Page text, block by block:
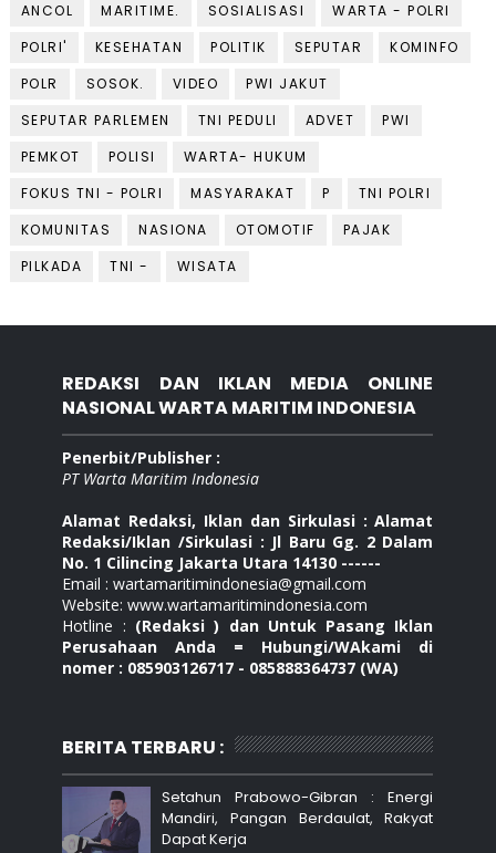
ANCOL
MARITIME. SOSIALISASI
WARTA - POLRI
POLRI'
KESEHATAN POLITIK SEPUTAR
KOMINFO
POLR
SOSOK. VIDEO
PWI JAKUT
SEPUTAR PARLEMEN
TNI PEDULI ADVET
PWI
PEMKOT
POLISI
WARTA- HUKUM
FOKUS TNI - POLRI
MASYARAKAT P
TNI POLRI
KOMUNITAS
NASIONA OTOMOTIF
PAJAK
PILKADA
TNI - WISATA
REDAKSI DAN IKLAN MEDIA ONLINE
NASIONAL WARTA MARITIM INDONESIA
Penerbit/Publisher :
PT Warta Maritim Indonesia
Alamat Redaksi, Iklan dan Sirkulasi : Alamat
Redaksi/Iklan /Sirkulasi : Jl Baru Gg. 2 Dalam
No. 1 Cilincing Jakarta Utara 14130 ------
Email : wartamaritimindonesia@gmail.com
Website: www.wartamaritimindonesia.com
Hotline : (Redaksi ) dan Untuk Pasang Iklan
Perusahaan Anda = Hubungi/WAkami di
nomer : 085903126717 - 085888364737 (WA)
BERITA TERBARU :
Setahun Prabowo-Gibran : Energi
Mandiri, Pangan Berdaulat, Rakyat
Dapat Kerja